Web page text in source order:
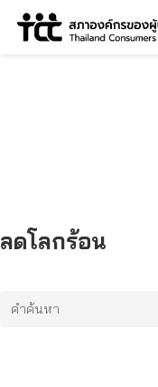
Skip
ลดโลกร้อน